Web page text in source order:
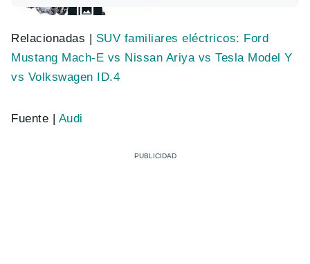
Relacionadas | SUV familiares eléctricos: Ford
Mustang Mach-E vs Nissan Ariya vs Tesla Model Y
vs Volkswagen ID.4
Fuente | Audi